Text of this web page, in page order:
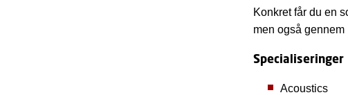
Konkret får du en
men også
Specialiseringer
Acoustics